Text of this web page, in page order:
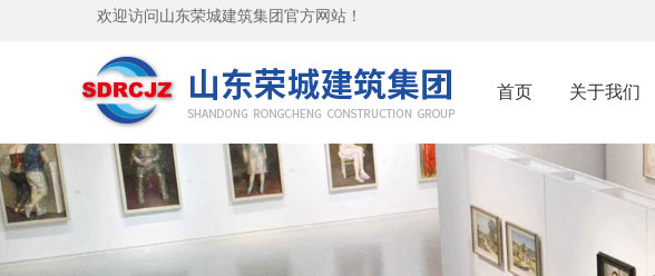
欢迎访问山东荣城建筑集团官方网站！
首页 关于我们